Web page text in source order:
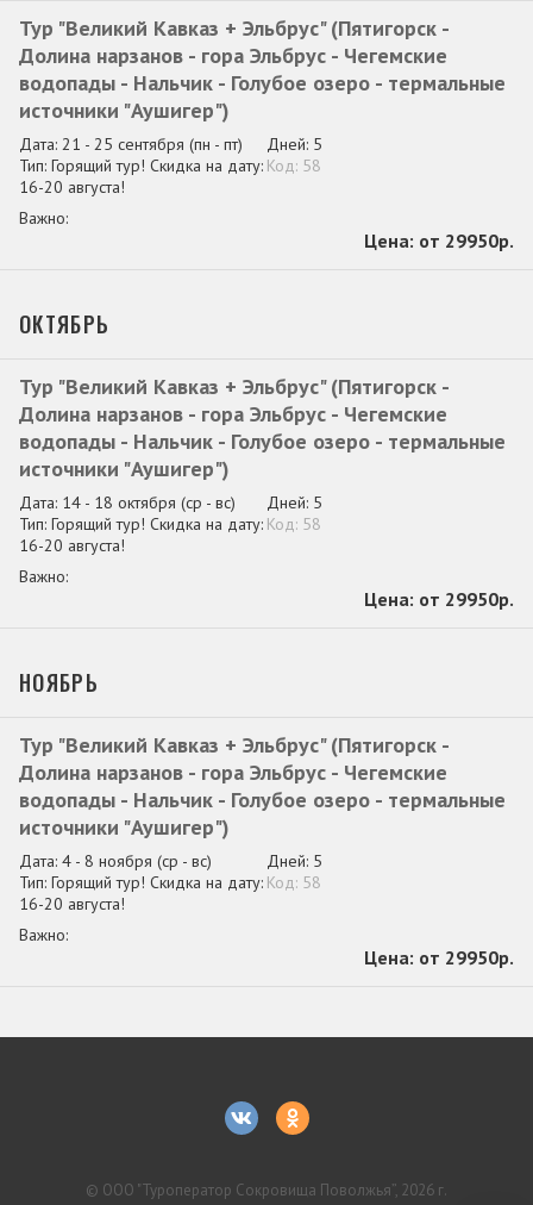
58
21 - 25 сентября (пн - пт) 5
Тур "Великий Кавказ + Эльбрус" (Пятигорск -
Долина нарзанов - гора Эльбрус - Чегемские
водопады - Нальчик - Голубое озеро - термальные
источники "Аушигер")
Горящий тур! Скидка на дату:
16-20 августа!
от 29950р.
ОКТЯБРЬ
58
14 - 18 октября (ср - вс) 5
Тур "Великий Кавказ + Эльбрус" (Пятигорск -
Долина нарзанов - гора Эльбрус - Чегемские
водопады - Нальчик - Голубое озеро - термальные
источники "Аушигер")
Горящий тур! Скидка на дату:
16-20 августа!
от 29950р.
НОЯБРЬ
58
4 - 8 ноября (ср - вс) 5
Тур "Великий Кавказ + Эльбрус" (Пятигорск -
Долина нарзанов - гора Эльбрус - Чегемские
водопады - Нальчик - Голубое озеро - термальные
источники "Аушигер")
Горящий тур! Скидка на дату:
16-20 августа!
от 29950р.
© ООО "Туроператор Сокровища Поволжья”, 2026 г.